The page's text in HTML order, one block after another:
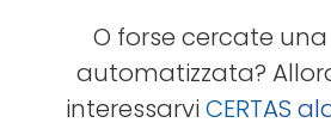
O forse cercate
automatizzata?
interessarvi CERTAS